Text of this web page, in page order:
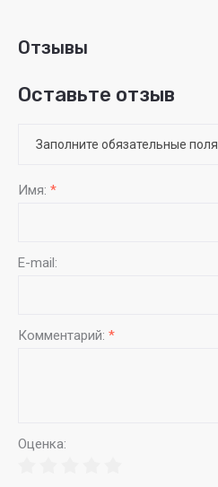
Отзывы
Оставьте отзыв
Заполните обязательные поля
Имя: *
E-mail:
Комментарий: *
Оценка: